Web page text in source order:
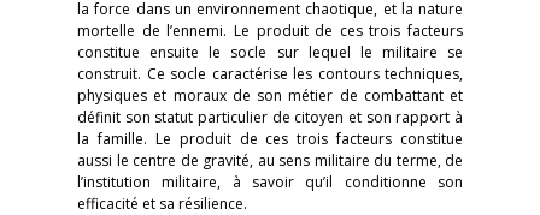
la force dans un environnement chaotique, et la nature
mortelle de l’ennemi. Le produit de ces trois facteurs
constitue ensuite le socle sur lequel le militaire se
construit. Ce socle caractérise les contours techniques,
physiques et moraux de son métier de combattant et
définit son statut particulier de citoyen et son rapport à
la famille. Le produit de ces trois facteurs constitue
aussi le centre de gravité, au sens militaire du terme, de
l’institution militaire, à savoir qu’il conditionne son
efficacité et sa résilience.